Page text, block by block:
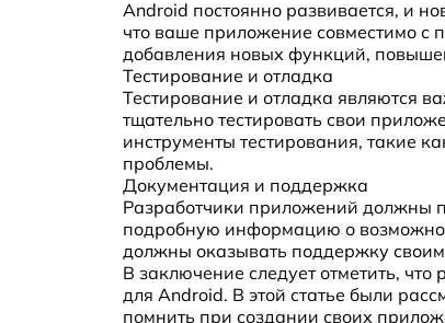
Android постоянно развивается, и
что ваше приложение совместимо с
добавления новых функций,
Тестирование и отладка
Тестирование и отладка являются
тщательно тестировать свои
инструменты тестирования, такие
проблемы.
Документация и поддержка
Разработчики приложений должны
подробную информацию о
должны оказывать поддержку
В заключение следует отметить,
для Android. В этой статье были
помнить при создании своих